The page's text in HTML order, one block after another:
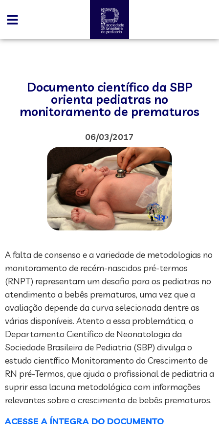
Documento científico da SBP
orienta pediatras no
monitoramento de prematuros
06/03/2017
A falta de consenso e a variedade de metodologias no
monitoramento de recém-nascidos pré-termos
(RNPT) representam um desafio para os pediatras no
atendimento a bebês prematuros, uma vez que a
avaliação depende da curva selecionada dentre as
várias disponíveis. Atento a essa problemática, o
Departamento Científico de Neonatologia da
Sociedade Brasileira de Pediatria (SBP) divulga o
estudo científico Monitoramento do Crescimento de
RN pré-Termos, que ajuda o profissional de pediatria a
suprir essa lacuna metodológica com informações
relevantes sobre o crescimento de bebês prematuros.
ACESSE A ÍNTEGRA DO DOCUMENTO